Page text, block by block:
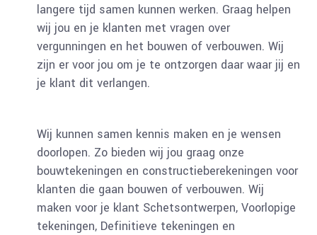
langere tijd samen kunnen werken. Graag helpen
wij jou en je klanten met vragen over
vergunningen en het bouwen of verbouwen. Wij
zijn er voor jou om je te ontzorgen daar waar jij en
je klant dit verlangen.
Wij kunnen samen kennis maken en je wensen
doorlopen. Zo bieden wij jou graag onze
bouwtekeningen en constructieberekeningen voor
klanten die gaan bouwen of verbouwen. Wij
maken voor je klant Schetsontwerpen, Voorlopige
tekeningen, Definitieve tekeningen en